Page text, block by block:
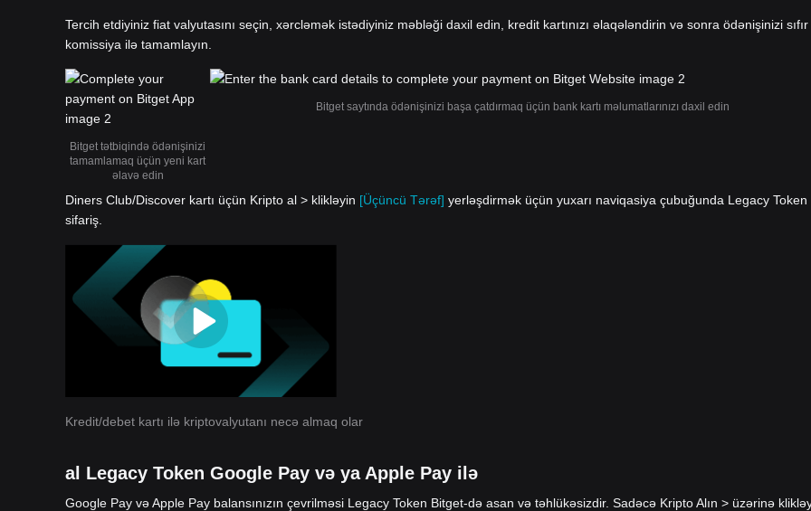
Tercih etdiyiniz fiat valyutasını seçin, xərcləmək istədiyiniz məbləği daxil edin, kredit kartınızı əlaqələndirin və sonra ödənişinizi sıfır
komissiya ilə tamamlayın.
Bitget tətbiqində ödənişinizi
tamamlamaq üçün yeni kart
əlavə edin
Bitget saytında ödənişinizi başa çatdırmaq üçün bank kartı məlumatlarınızı daxil edin
Diners Club/Discover kartı üçün Kripto al > klikləyin [Üçüncü Tərəf] yerləşdirmək üçün yuxarı naviqasiya çubuğunda Legacy Token
sifariş.
Kredit/debet kartı ilə kriptovalyutanı necə almaq olar
al Legacy Token Google Pay və ya Apple Pay ilə
Google Pay və Apple Pay balansınızın çevrilməsi Legacy Token Bitget-də asan və təhlükəsizdir. Sadəcə Kripto Alın > üzərinə